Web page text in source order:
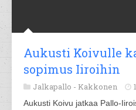
Aukusti Koivulle
sopimus Iiroihin
Jalkapallo - Kakkonen
Aukusti Koivu jatkaa Pallo-